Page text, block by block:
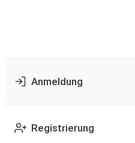
Anmeldung
Registrierung